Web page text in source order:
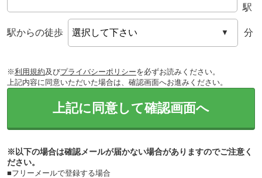
▼
駅
駅からの徒歩 分
※利用規約及びプライバシーポリシーを必ずお読みください。
上記内容に同意いただいた場合は、確認画面へお進みください。
上記に同意して確認画面へ
※以下の場合は確認メールが届かない場合がありますのでご注意く
ださい。
■フリーメールで登録する場合